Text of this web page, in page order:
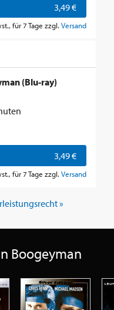
3,49 €
für 7 Tage zzgl. Versand
(Blu-ray)
3,49 €
für 7 Tage zzgl. Versand
»
Boogeyman